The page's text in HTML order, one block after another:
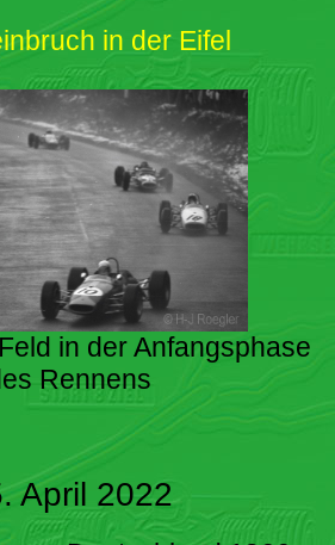
in der Eifel
in der Anfangsphase
Rennens
April 2022